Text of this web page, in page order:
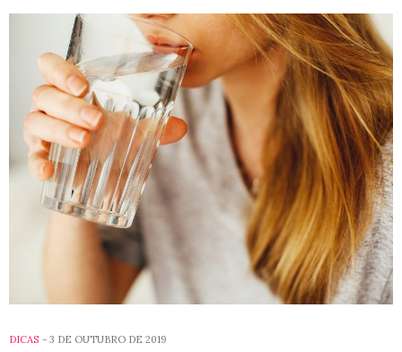
DICAS 3 DE OUTUBRO DE 2019